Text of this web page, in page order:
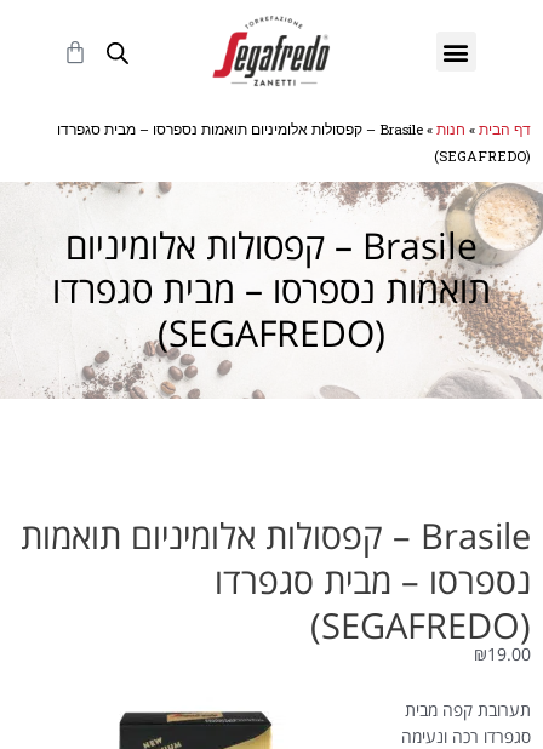
תפריט
דף הבית » חנות »
Brasile – קפסולות אלומיניום תואמות נספרסו – מבית סגפרדו
(SEGAFREDO)
Brasile – קפסולות אלומיניום
תואמות נספרסו – מבית סגפרדו
(SEGAFREDO)
Brasile – קפסולות אלומיניום תואמות
נספרסו – מבית סגפרדו
(SEGAFREDO)
₪19.00
תערובת קפה מבית
סגפרדו רכה ונעימה